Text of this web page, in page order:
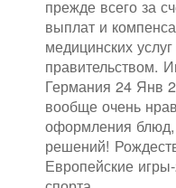
прежде всего за
выплат и
медицинских
правительством.
Германия 24 Янв
вообще очень
оформления
решений!
Европейские